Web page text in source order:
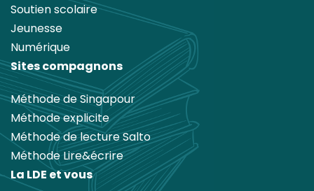
Soutien scolaire
Jeunesse
Numérique
Sites compagnons
Méthode de Singapour
Méthode explicite
Méthode de lecture Salto
Méthode Lire&écrire
La LDE et vous